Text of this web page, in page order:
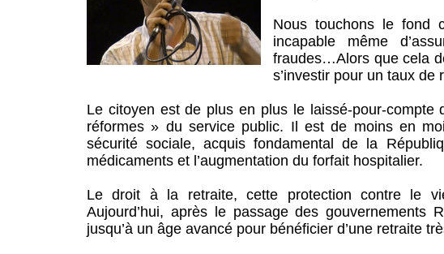
Nous touchons le fond
incapable même
fraudes…Alors que cela
s’investir pour un taux
Le citoyen est de plus en plus le laissé-pour-
réformes » du service public. Il est de moins en
sécurité sociale, acquis fondamental de la
médicaments et l’augmentation du forfait hospitalier.
Le droit à la retraite, cette protection contre le
Aujourd’hui, après le passage des gouvernements
jusqu’à un âge avancé pour bénéficier d’une retraite